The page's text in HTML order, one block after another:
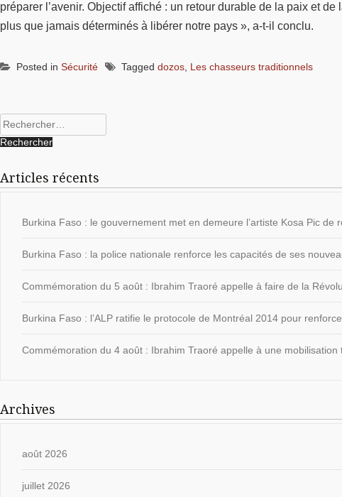
préparer l’avenir. Objectif affiché : un retour durable de la paix et
plus que jamais déterminés à libérer notre pays », a-t-il conclu.
Posted in Sécurité Tagged dozos Les chasseurs traditionnels
Rechercher :
Articles récents
Burkina Faso : le gouvernement met en demeure l’artiste Kosa Pic
Burkina Faso : la police nationale renforce les capacités de ses
Commémoration du 5 août : Ibrahim Traoré appelle à faire de la
Burkina Faso : l’ALP ratifie le protocole de Montréal 2014 pour
Commémoration du 4 août : Ibrahim Traoré appelle à une
Archives
août 2026
juillet 2026